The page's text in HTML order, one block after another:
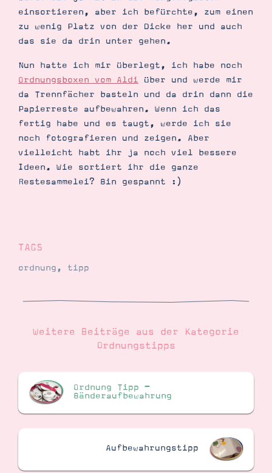
einsortieren, aber ich befürchte, zum einen
zu wenig Platz von der Dicke her und auch
das sie da drin unter gehen.
Nun hatte ich mir überlegt, ich habe noch
Ordnungsboxen vom Aldi über und werde mir
da Trennfächer basteln und da drin dann die
Papierreste aufbewahren. Wenn ich das
fertig habe und es taugt, werde ich sie
noch fotografieren und zeigen. Aber
vielleicht habt ihr ja noch viel bessere
Ideen. Wie sortiert ihr die ganze
Restesammelei? Bin gespannt :)
TAGS
ordnung, tipp
Weitere Beiträge aus der Kategorie
Ordnungstipps
Ordnung Tipp –
Bänderaufbewahrung
Aufbewahrungstipp